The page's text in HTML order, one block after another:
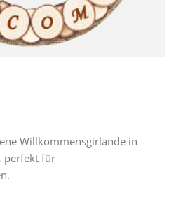
Willkommensgirlande in
perfekt für